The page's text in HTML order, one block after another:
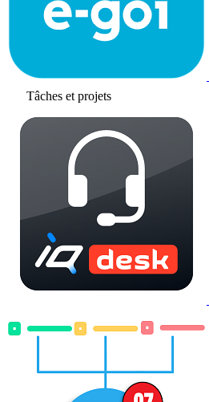
Tâches et projets